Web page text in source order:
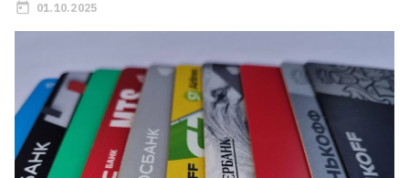
01.10.2025